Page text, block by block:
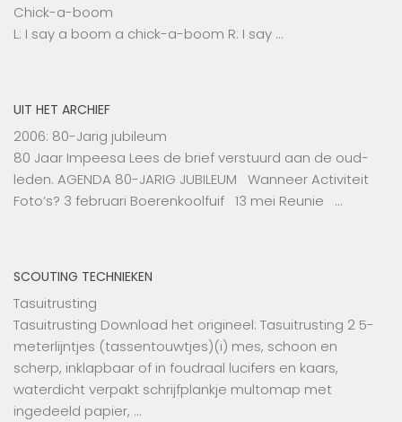
Chick-a-boom
L: I say a boom a chick-a-boom R: I say …
UIT HET ARCHIEF
2006: 80-Jarig jubileum
80 Jaar Impeesa Lees de brief verstuurd aan de oud-
leden. AGENDA 80-JARIG JUBILEUM Wanneer Activiteit
Foto’s? 3 februari Boerenkoolfuif 13 mei Reunie …
SCOUTING TECHNIEKEN
Tasuitrusting
Tasuitrusting Download het origineel: Tasuitrusting 2 5-
meterlijntjes (tassentouwtjes)(i) mes, schoon en
scherp, inklapbaar of in foudraal lucifers en kaars,
waterdicht verpakt schrijfplankje multomap met
ingedeeld papier, …